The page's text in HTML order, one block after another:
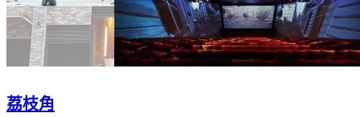
荔枝角